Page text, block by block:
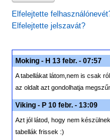
Elfelejtette
Elfelejtette jelszavát?
Moking - H 13 febr. - 07:57
A tabellákat látom,nem is csak
az oldalt azt gondolhatja
Viking - P 10 febr. - 13:09
Azt jól látod, hogy nem
tabellák frissek :)